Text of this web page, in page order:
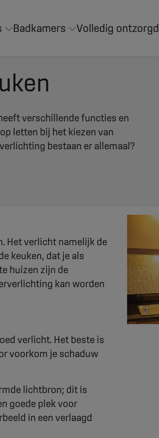
Badkamers Volledig ontzorgd
verschillende functies en
letten bij het kiezen van
bestaan er allemaal?
Het verlicht namelijk de
keuken, dat je als
huizen zijn de
kan worden
verlicht. Het beste is
voorkom je schaduw
lichtbron; dit is
goede plek voor
in een verlaagd